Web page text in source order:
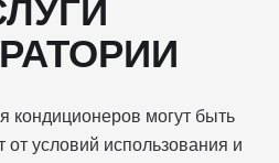
кондиционеров могут быть
от условий использования и